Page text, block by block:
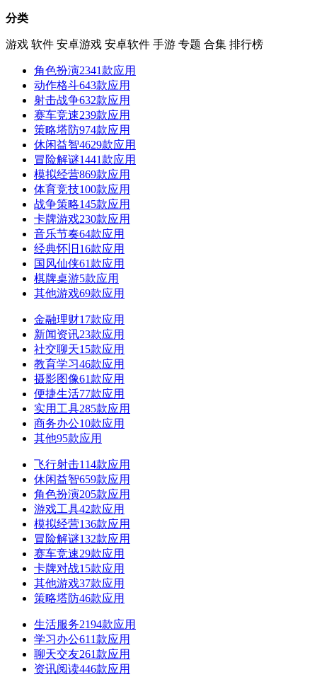
分类
游戏 软件 安卓游戏 安卓软件 手游 专题 合集 排行榜
角色扮演2341款应用
动作格斗643款应用
射击战争632款应用
赛车竞速239款应用
策略塔防974款应用
休闲益智4629款应用
冒险解谜1441款应用
模拟经营869款应用
体育竞技100款应用
战争策略145款应用
卡牌游戏230款应用
音乐节奏64款应用
经典怀旧 16款应用
国风仙侠61款应用
棋牌桌游5款应用
其他游戏69款应用
金融理财17款应用
新闻资讯23款应用
社交聊天15款应用
教育学习46款应用
摄影图像61款应用
便捷生活77款应用
实用工具285款应用
商务办公10款应用
其他95款应用
飞行射击114款应用
休闲益智659款应用
角色扮演205款应用
游戏工具42款应用
模拟经营136款应用
冒险解谜132款应用
赛车竞速29款应用
卡牌对战15款应用
其他游戏37款应用
策略塔防46款应用
生活服务2194款应用
学习办公611款应用
聊天交友261款应用
资讯阅读446款应用